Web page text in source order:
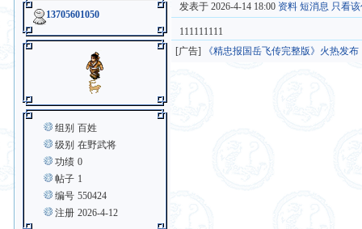
13705601050
组别 百姓
级别 在野武将
功绩 0
帖子 1
编号 550424
注册 2026-4-12
发表于 2026-4-14 18:00 资料 短消息 只看
111111111
[广告]
《精忠报国岳飞传完整版》火热发布